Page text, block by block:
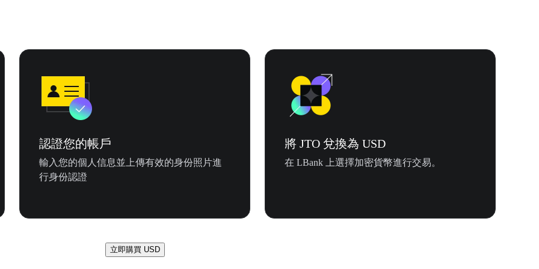
認證您的帳戶
輸入您的個人信息並上傳有效的身份照片進
行身份認證
將 JTO 兌換為 USD
在 LBank 上選擇加密貨幣進行交易。
立即購買 USD